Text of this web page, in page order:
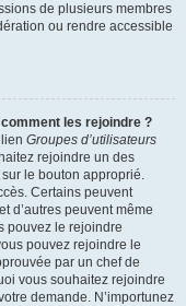
de plusieurs membres
ou rendre accessible
les rejoindre ?
Groupes d’utilisateurs
rejoindre un des
le bouton approprié.
Certains peuvent
d’autres peuvent même
pouvez le rejoindre
pouvez rejoindre le
par un chef de
vous souhaitez rejoindre
demande. N’importunez